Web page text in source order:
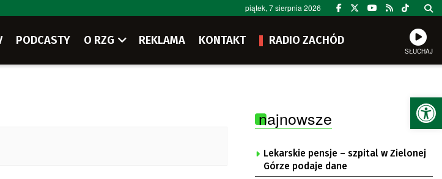
piątek, 7 sierpnia 2026
PODCASTY O RZG REKLAMA KONTAKT RADIO ZACHÓD
SŁUCHAJ
najnowsze
Lekarskie pensje – szpital w Zielonej
Górze podaje dane